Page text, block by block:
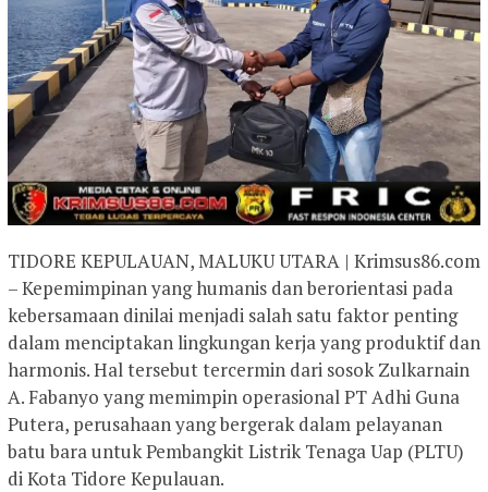
TIDORE KEPULAUAN, MALUKU UTARA | Krimsus86.com
– Kepemimpinan yang humanis dan berorientasi pada
kebersamaan dinilai menjadi salah satu faktor penting
dalam menciptakan lingkungan kerja yang produktif dan
harmonis. Hal tersebut tercermin dari sosok Zulkarnain
A. Fabanyo yang memimpin operasional PT Adhi Guna
Putera, perusahaan yang bergerak dalam pelayanan
batu bara untuk Pembangkit Listrik Tenaga Uap (PLTU)
di Kota Tidore Kepulauan.